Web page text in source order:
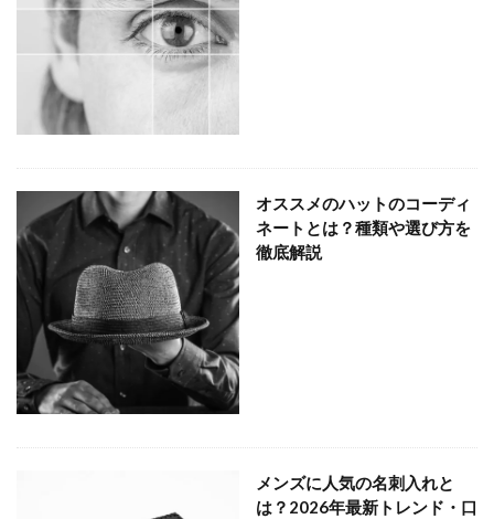
オススメのハットのコーディ
ネートとは？種類や選び方を
徹底解説
メンズに人気の名刺入れと
は？2026年最新トレンド・口